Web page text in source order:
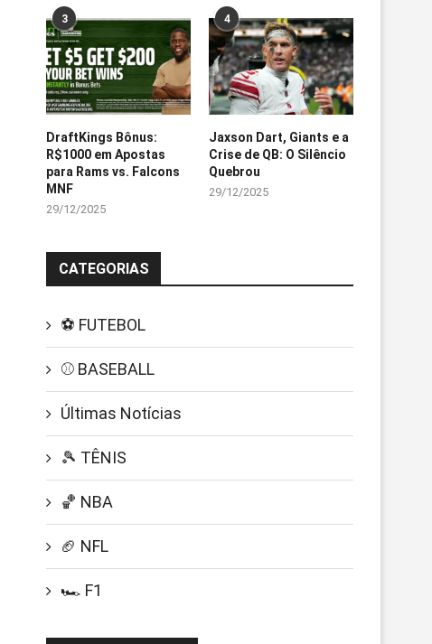
3
DraftKings Bônus:
R$1000 em Apostas
para Rams vs. Falcons
MNF
29/12/2025
4
Jaxson Dart, Giants e a
Crise de QB: O Silêncio
Quebrou
29/12/2025
CATEGORIAS
⚽ FUTEBOL
⚾ BASEBALL
Últimas Notícias
🎾 TÊNIS
🏀 NBA
🏈 NFL
🏎️ F1